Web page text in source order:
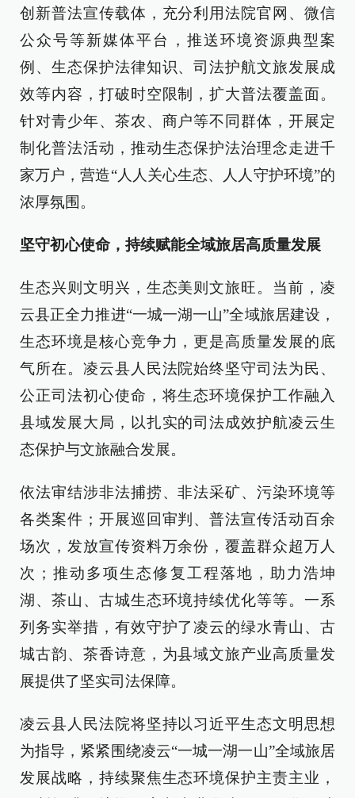
创新普法宣传载体，充分利用法院官网、微信
公众号等新媒体平台，推送环境资源典型案
例、生态保护法律知识、司法护航文旅发展成
效等内容，打破时空限制，扩大普法覆盖面。
针对青少年、茶农、商户等不同群体，开展定
制化普法活动，推动生态保护法治理念走进千
家万户，营造“人人关心生态、人人守护环境”的
浓厚氛围。
坚守初心使命，持续赋能全域旅居高质量发展
生态兴则文明兴，生态美则文旅旺。当前，凌
云县正全力推进“一城一湖一山”全域旅居建设，
生态环境是核心竞争力，更是高质量发展的底
气所在。凌云县人民法院始终坚守司法为民、
公正司法初心使命，将生态环境保护工作融入
县域发展大局，以扎实的司法成效护航凌云生
态保护与文旅融合发展。
依法审结涉非法捕捞、非法采矿、污染环境等
各类案件；开展巡回审判、普法宣传活动百余
场次，发放宣传资料万余份，覆盖群众超万人
次；推动多项生态修复工程落地，助力浩坤
湖、茶山、古城生态环境持续优化等等。一系
列务实举措，有效守护了凌云的绿水青山、古
城古韵、茶香诗意，为县域文旅产业高质量发
展提供了坚实司法保障。
凌云县人民法院将坚持以习近平生态文明思想
为指导，紧紧围绕凌云“一城一湖一山”全域旅居
发展战略，持续聚焦生态环境保护主责主业，